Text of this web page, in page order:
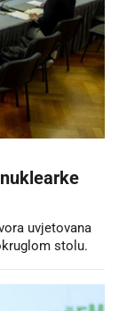
uvjetovana
stolu.